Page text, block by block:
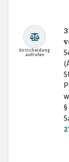
Entscheidung
aufrufen
§